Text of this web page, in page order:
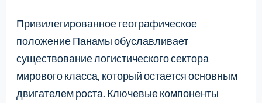
Привилегированное географическое
положение Панамы обуславливает
существование логистического сектора
мирового класса, который остается основным
двигателем роста. Ключевые компоненты